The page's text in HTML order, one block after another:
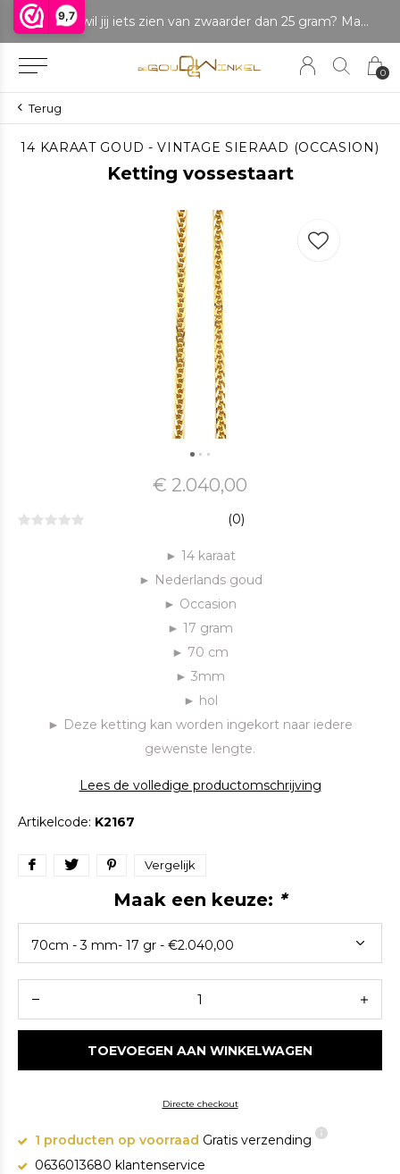
9,7
0
LET OP: wil jij iets zien van zwaarder dan 25 gram? Maak dan een afspraak om het product te bekijken. Producten boven de 25 gram NIET aanwezig in winkel.
Terug
14 KARAAT GOUD - VINTAGE SIERAAD (OCCASION)
Ketting vossestaart
€ 2.040,00
(0)
► 14 karaat
► Nederlands goud
► Occasion
► 17 gram
► 70 cm
► 3mm
► hol
► Deze ketting kan worden ingekort naar iedere
gewenste lengte.
Lees de volledige productomschrijving
Artikelcode: K2167
Vergelijk
Maak een keuze: *
TOEVOEGEN AAN WINKELWAGEN
Directe checkout
1 producten op voorraad Gratis verzending
0636013680 klantenservice